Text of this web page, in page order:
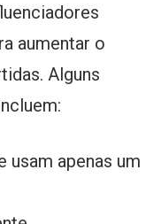
aumentar o
Alguns
apenas um